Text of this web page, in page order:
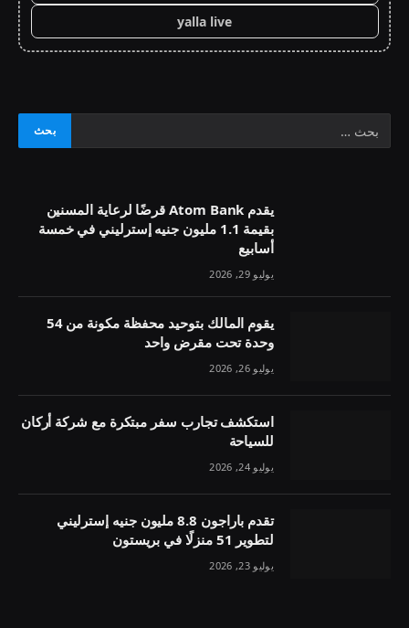
yalla live
يقدم Atom Bank قرضًا لرعاية المسنين
بقيمة 1.1 مليون جنيه إسترليني في خمسة
أسابيع
يوليو 29, 2026
يقوم المالك بتوحيد محفظة مكونة من 54
وحدة تحت مقرض واحد
يوليو 26, 2026
استكشف تجارب سفر مبتكرة مع شركة أركان
للسياحة
يوليو 24, 2026
تقدم باراجون 8.8 مليون جنيه إسترليني
لتطوير 51 منزلًا في بريستون
يوليو 23, 2026